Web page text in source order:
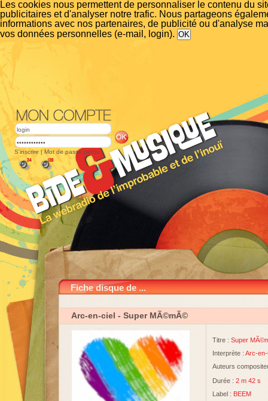
Les cookies nous permettent de personnaliser le contenu du
publicitaires et d'analyser notre trafic. Nous partageons
informations avec nos partenaires, de publicité ou d'analyse
vos données personnelles (e-mail, login).
S'inscrire | Mot de passe perdu
Fiche disque de ...
Arc-en-ciel - Super MÃ©mÃ©
Titre : Super
Interprète : Arc-en-
Auteurs
Durée : 2 m 42 s
Label : BEEM